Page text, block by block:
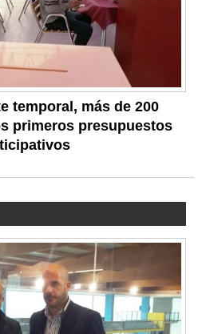
temporal, más de 200
primeros presupuestos